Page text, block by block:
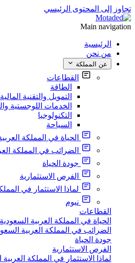
تجاوز إلى المحتوى الرئيسي
Main navigation
الرئيسية
من نحن
عن المملكة
القطاعات
الطاقة
التمويل والتقنية المالية
الخدمات اللوجستية
التكنولوجيا
السياحة
الحياة في المملكة
الضرائب في المملكة
جودة الحياة
الفرص الاستثمارية
لماذا الاستثمار في
نيوم
القطاعات
الحياة في المملكة العربية السعودية
الضرائب في المملكة العربية
جودة الحياة
الفرص الاستثمارية
لماذا الاستثمار في المملكة